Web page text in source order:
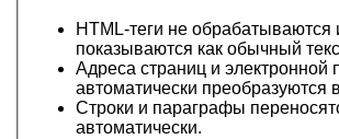
HTML-теги не обрабатываются
показываются как обычный
Адреса страниц и электронной
автоматически преобразуются
Строки и параграфы
автоматически.